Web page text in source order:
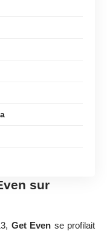
sur
Get Even se profilait